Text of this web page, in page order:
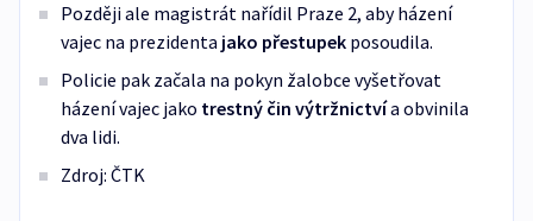
Později ale magistrát nařídil Praze 2, aby házení
vajec na prezidenta jako přestupek posoudila.
Policie pak začala na pokyn žalobce vyšetřovat
házení vajec jako trestný čin výtržnictvía obvinila
dva lidi.
Zdroj: ČTK